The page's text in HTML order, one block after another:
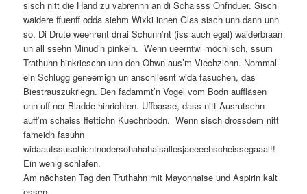
sisch nitt die Hand zu vabrennn an di Schaisss Ohfnduer. Sisch
waidere ffuenff odda siehm Wixki innen Glas sisch unn dann unn
so. Di Drute weehrent drrai Schunn’nt (iss auch egal) waiderbraan
un all ssehn Minud’n pinkeln. Wenn ueerntwi möchlisch, ssum
Trathuhn hinkrieschn unn den Ohwn aus’m Viechziehn. Nommal
ein Schlugg geneemign un anschliesnt wida fasuchen, das
Biestrauszukriegn. Den fadammt’n Vogel vom Bodn auffläsen
unn uff ner Bladde hinrichten. Uffbasse, dass nitt Ausrutschn
auff’m schaiss ffettichn Kuechnbodn. Wenn sisch drossdem nitt
fameidn fasuhn
widaaufssuschichtnodersohahahaisallesjaeeeehscheissegaaal!!
Ein wenig schlafen.
Am nächsten Tag den Truthahn mit Mayonnaise und Aspirin kalt